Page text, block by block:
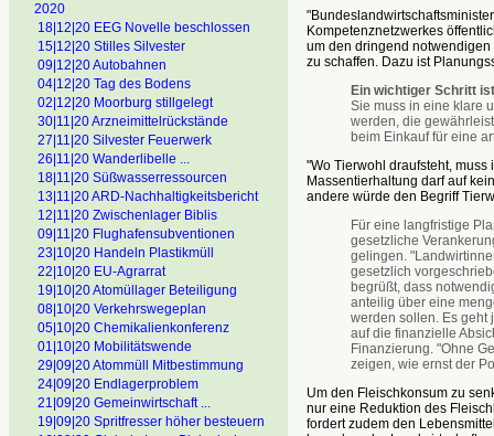
2020
18|12|20 EEG Novelle beschlossen
15|12|20 Stilles Silvester
09|12|20 Autobahnen
04|12|20 Tag des Bodens
02|12|20 Moorburg stillgelegt
30|11|20 Arzneimittelrückstände
27|11|20 Silvester Feuerwerk
26|11|20 Wanderlibelle ...
18|11|20 Süßwasserressourcen
13|11|20 ARD-Nachhaltigkeitsbericht
12|11|20 Zwischenlager Biblis
09|11|20 Flughafensubventionen
23|10|20 Handeln Plastikmüll
22|10|20 EU-Agrarrat
19|10|20 Atomüllager Beteiligung
08|10|20 Verkehrswegeplan
05|10|20 Chemikalienkonferenz
01|10|20 Mobilitätswende
29|09|20 Atommüll Mitbestimmung
24|09|20 Endlagerproblem
21|09|20 Gemeinwirtschaft ...
19|09|20 Spritfresser höher besteuern
Kompetenznetzwerkes
um den dringend
zu schaffen. Dazu ist
Ein wichtiger Schritt
Sie muss in eine klare
werden, die
beim Einkauf für eine
"Wo Tierwohl draufsteht,
Massentierhaltung darf auf
andere würde den Begriff
Für eine langfristige
gesetzliche
gelingen.
gesetzlich
begrüßt, dass
anteilig über eine
werden sollen. Es geht
auf die finanzielle
Finanzierung. "Ohne
zeigen, wie ernst der
Um den Fleischkonsum zu
nur eine Reduktion des
fordert zudem den